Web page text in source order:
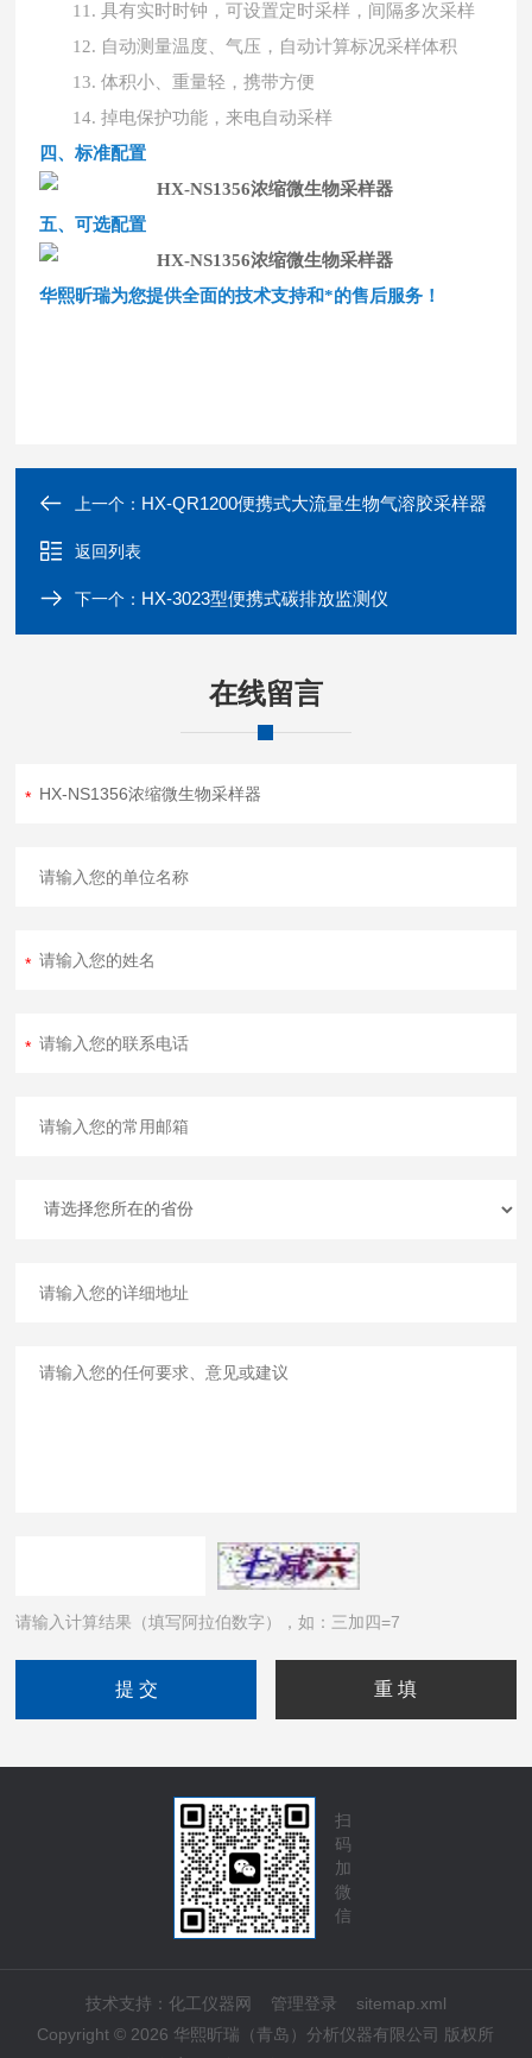
11.具有实时时钟，可设置定时采样，间隔多次采样
12. 自动测量温度、气压，自动计算标况采样体积
13.体积小、重量轻，携带方便
14.掉电保护功能，来电自动采样
四、标准配置
五、可选配置
华熙昕瑞为您提供全面的技术支持和*的售后服务！
上一个： HX-QR1200便携式大流量生物气溶胶采样器
返回列表
下一个： HX-3023型便携式碳排放监测仪
在线留言
请输入计算结果（填写阿拉伯数字），如：三加四=7
扫
码
加
微
信
技术支持： 化工仪器网 管理登录
sitemap.xml
Copyright © 2026 华熙昕瑞（青岛）分析仪器有限公司 版权所